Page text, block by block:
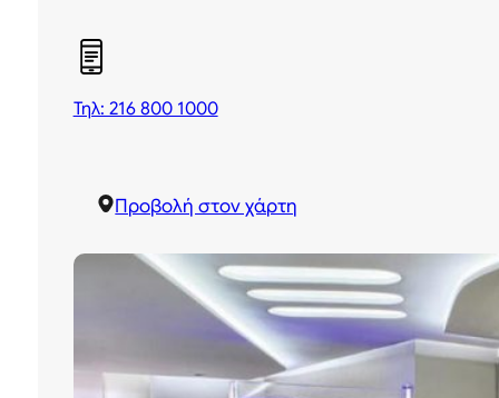
Τηλ: 216 800 1000
Προβολή στον χάρτη